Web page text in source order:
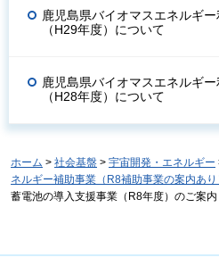
鹿児島県バイオマスエネルギ
（H29年度）について
鹿児島県バイオマスエネルギ
（H28年度）について
ホーム > 社会基盤 > 宇宙開発・エネルギー
ネルギー補助事業（R8補助事業の案内あり
蓄電池の導入支援事業（R8年度）のご案内